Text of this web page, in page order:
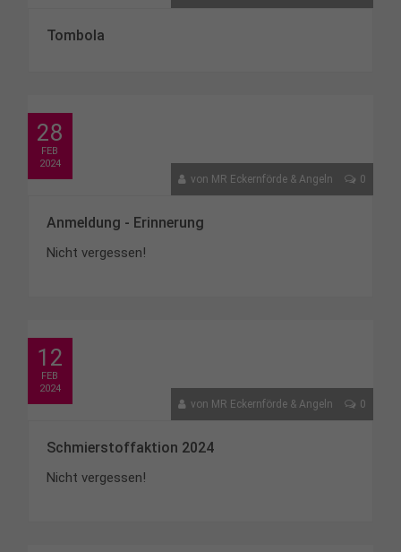
Tombola
28
FEB
2024
von MR Eckernförde & Angeln 0
Anmeldung - Erinnerung
Nicht vergessen!
12
FEB
2024
von MR Eckernförde & Angeln 0
Schmierstoffaktion 2024
Nicht vergessen!